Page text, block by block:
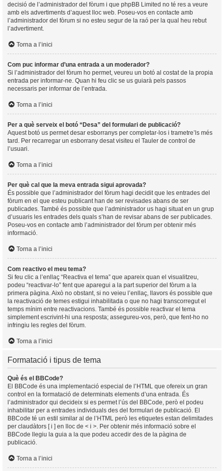
decisió de l’administrador del fòrum i que phpBB Limited no té res a veure
amb els advertiments d’aquest lloc web. Poseu-vos en contacte amb
l’administrador del fòrum si no esteu segur de la raó per la qual heu rebut
l’advertiment.
Torna a l’inici
Com puc informar d’una entrada a un moderador?
Si l’administrador del fòrum ho permet, veureu un botó al costat de la propia
entrada per informar-ne. Quan hi feu clic se us guiarà pels passos
necessaris per informar de l’entrada.
Torna a l’inici
Per a què serveix el botó “Desa” del formulari de publicació?
Aquest botó us permet desar esborranys per completar-los i trametre’ls més
tard. Per recarregar un esborrany desat visiteu el Tauler de control de
l’usuari.
Torna a l’inici
Per què cal que la meva entrada sigui aprovada?
És possible que l’administrador del fòrum hagi decidit que les entrades del
fòrum en el que esteu publicant han de ser revisades abans de ser
publicades. També és possible que l’administrador us hagi situat en un grup
d’usuaris les entrades dels quals s’han de revisar abans de ser publicades.
Poseu-vos en contacte amb l’administrador del fòrum per obtenir més
informació.
Torna a l’inici
Com reactivo el meu tema?
Si feu clic a l’enllaç “Reactiva el tema” que apareix quan el visualitzeu,
podeu “reactivar-lo” fent que aparegui a la part superior del fòrum a la
primera pàgina. Això no obstant, si no veieu l’enllaç, llavors és possible que
la reactivació de temes estigui inhabilitada o que no hagi transcorregut el
temps mínim entre reactivacions. També és possible reactivar el tema
simplement escrivint-hi una resposta; assegureu-vos, però, que fent-ho no
infringiu les regles del fòrum.
Torna a l’inici
Formatació i tipus de tema
Què és el BBCode?
El BBCode és una implementació especial de l’HTML que ofereix un gran
control en la formatació de determinats elements d’una entrada. És
l’administrador qui decideix si es permet l’ús del BBCode, però el podeu
inhabilitar per a entrades individuals des del formulari de publicació. El
BBCode té un estil similar al de l’HTML però les etiquetes estan delimitades
per claudàtors [ i ] en lloc de < i >. Per obtenir més informació sobre el
BBCode llegiu la guia a la que podeu accedir des de la pàgina de
publicació.
Torna a l’inici